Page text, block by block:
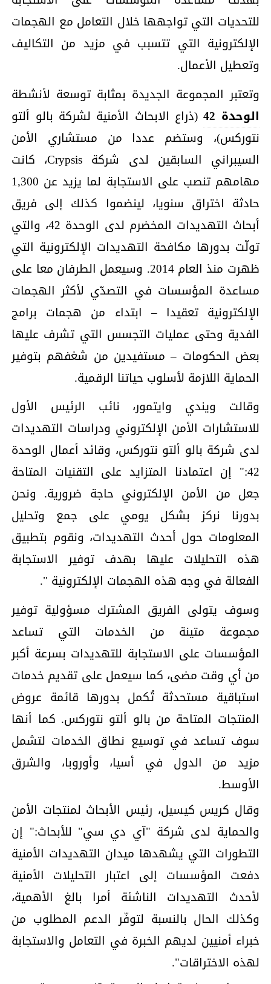
للتحديات التي تواجهها خلال التعامل مع الهجمات
الإلكترونية التي تتسبب في مزيد من التكاليف
وتعطيل الأعمال.
وتعتبر المجموعة الجديدة بمثابة توسعة لأنشطة
الوحدة 42
(ذراع الابحاث الأمنية لشركة بالو ألتو
نتوركس)، وستضم عددا من مستشاري الأمن
السيبراني السابقين لدى شركة Crypsis، كانت
مهامهم تنصب على الاستجابة لما يزيد عن 1,300
حادثة اختراق سنويا، لينضموا كذلك إلى فريق
أبحاث التهديدات المخضرم لدى الوحدة 42، والتي
تولّت بدورها مكافحة التهديدات الإلكترونية التي
ظهرت منذ العام 2014. وسيعمل الطرفان معا على
مساعدة المؤسسات في التصدّي لأكثر الهجمات
الإلكترونية تعقيدا – ابتداء من هجمات برامج
الفدية وحتى عمليات التجسس التي تشرف عليها
بعض الحكومات – مستفيدين من شغفهم بتوفير
الحماية اللازمة لأسلوب حياتنا الرقمية.
وقالت ويندي وايتمور، نائب الرئيس الأول
للاستشارات الأمن الإلكتروني ودراسات التهديدات
لدى شركة بالو ألتو نتوركس، وقائد أعمال الوحدة
42:" إن اعتمادنا المتزايد على التقنيات المتاحة
جعل من الأمن الإلكتروني حاجة ضرورية. ونحن
بدورنا نركز بشكل يومي على جمع وتحليل
المعلومات حول أحدث التهديدات، ونقوم بتطبيق
هذه التحليلات عليها بهدف توفير الاستجابة
الفعالة في وجه هذه الهجمات الإلكترونية ".
وسوف يتولى الفريق المشترك مسؤولية توفير
مجموعة متينة من الخدمات التي تساعد
المؤسسات على الاستجابة للتهديدات بسرعة أكبر
من أي وقت مضى، كما سيعمل على تقديم خدمات
استباقية مستحدثة تُكمل بدورها قائمة عروض
المنتجات المتاحة من بالو ألتو نتوركس. كما أنها
سوف تساعد في توسيع نطاق الخدمات لتشمل
مزيد من الدول في أسيا، وأوروبا، والشرق
الأوسط.
وقال كريس كيسيل، رئيس الأبحاث لمنتجات الأمن
والحماية لدى شركة "آي دي سي" للأبحاث:" إن
التطورات التي يشهدها ميدان التهديدات الأمنية
دفعت المؤسسات إلى اعتبار التحليلات الأمنية
لأحدث التهديدات الناشئة أمرا بالغ الأهمية،
وكذلك الحال بالنسبة لتوفّر الدعم المطلوب من
خبراء أمنيين لديهم الخبرة في التعامل والاستجابة
لهذه الاختراقات".